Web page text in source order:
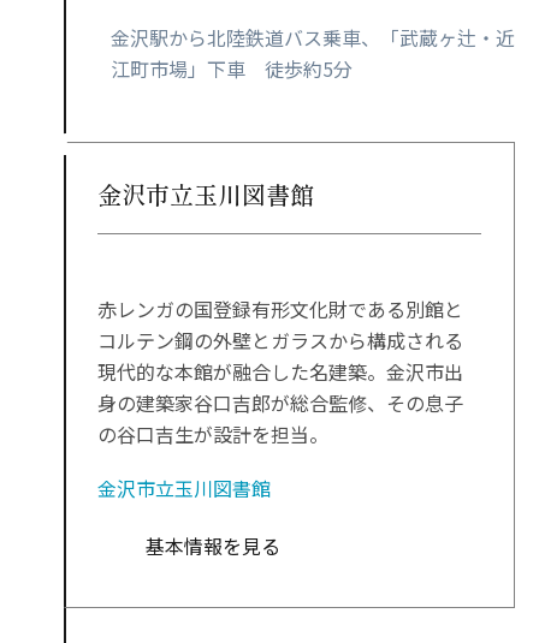
金沢駅から北陸鉄道バス乗車、「武蔵ヶ辻・近
江町市場」下車 徒歩約5分
金沢市立玉川図書館
赤レンガの国登録有形文化財である別館と
コルテン鋼の外壁とガラスから構成される
現代的な本館が融合した名建築。金沢市出
身の建築家谷口吉郎が総合監修、その息子
の谷口吉生が設計を担当。
金沢市立玉川図書館
基本情報を見る